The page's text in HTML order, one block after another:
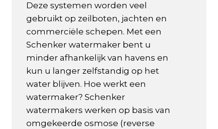
Deze systemen worden veel
gebruikt op zeilboten, jachten en
commerciële schepen. Met een
Schenker watermaker bent u
minder afhankelijk van havens en
kun u langer zelfstandig op het
water blijven. Hoe werkt een
watermaker? Schenker
watermakers werken op basis van
omgekeerde osmose (reverse